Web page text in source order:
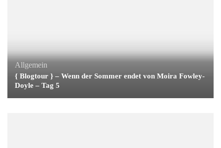
Allgemein
{ Blogtour } – Wenn der Sommer endet von Moira Fowley-
Doyle – Tag 5